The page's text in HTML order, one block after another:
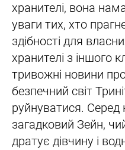
хранителі, вона
уваги тих, хто
здібності для
хранителі з іншого
тривожні новини
безпечний світ
руйнуватися. Серед
загадковий Зейн,
дратує дівчину і